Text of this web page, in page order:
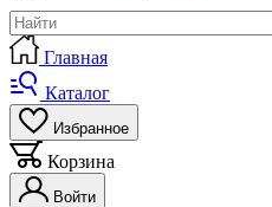
Главная
Каталог
Избранное
Корзина
Войти